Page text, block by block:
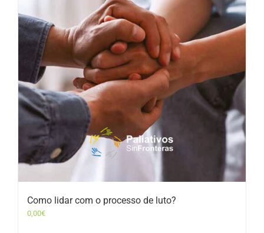
Como lidar com o processo de luto?
0,00€